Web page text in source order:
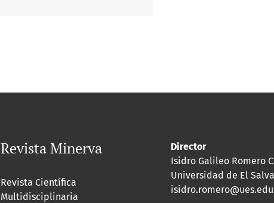
Revista Minerva
Revista Científica
Multidisciplinaria
Director
Isidro Galileo Romero
Universidad de El